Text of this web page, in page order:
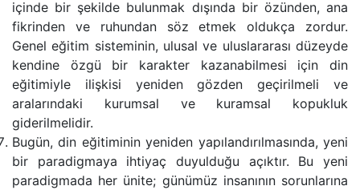
içinde bir şekilde bulunmak dışında bir özünden, ana
fikrinden ve ruhundan söz etmek oldukça zordur.
Genel eğitim sisteminin, ulusal ve uluslararası düzeyde
kendine özgü bir karakter kazanabilmesi için din
eğitimiyle ilişkisi yeniden gözden geçirilmeli ve
aralarındaki kurumsal ve kuramsal kopukluk
giderilmelidir.
Bugün, din eğitiminin yeniden yapılandırılmasında, yeni
bir paradigmaya ihtiyaç duyulduğu açıktır. Bu yeni
paradigmada her ünite; günümüz insanının sorunlarına